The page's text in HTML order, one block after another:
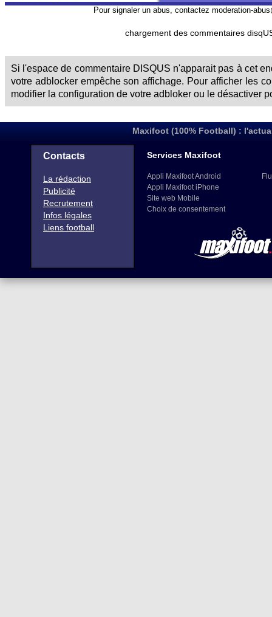
Pour signaler un abus, contactez moderation-
chargement des commentaires
Si l'espace de commentaire DISQUS n'apparait pas à cet
votre adblocker empêche son affichage. Pour afficher les
modifier la configuration de votre adbloker ou le désactiver
Maxifoot (100% Football) :
Contacts
La rédaction
Publicité
Recrutement
Infos légales
Liens football
Services Maxifoot
Appli Maxifoot Android
Appli Maxifoot iPhone
Site web Mobile
Choix de consentement